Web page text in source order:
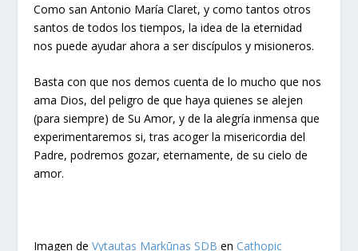
Como san Antonio María Claret, y como tantos otros
santos de todos los tiempos, la idea de la eternidad
nos puede ayudar ahora a ser discípulos y misioneros.
Basta con que nos demos cuenta de lo mucho que nos
ama Dios, del peligro de que haya quienes se alejen
(para siempre) de Su Amor, y de la alegría inmensa que
experimentaremos si, tras acoger la misericordia del
Padre, podremos gozar, eternamente, de su cielo de
amor.
Imagen deVytautas Markūnas SDB en Cathopic